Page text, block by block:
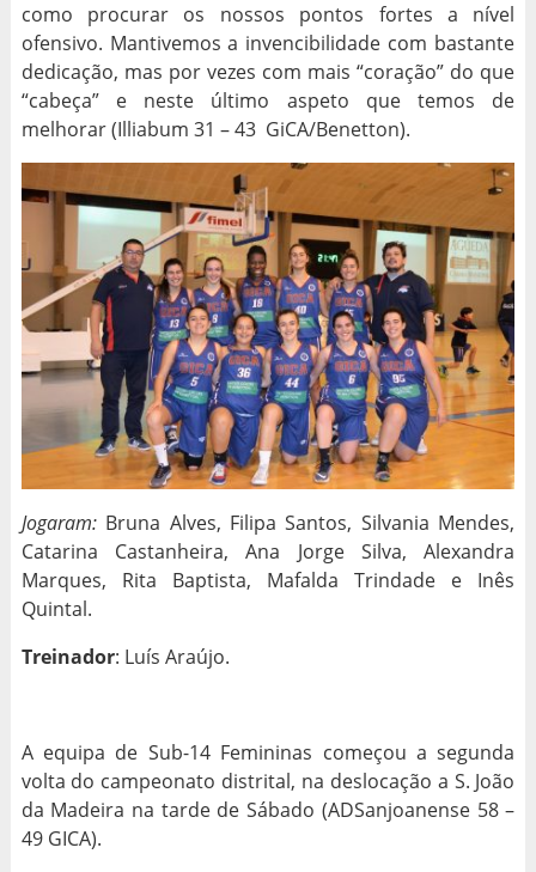
como procurar os nossos pontos fortes a nível
ofensivo. Mantivemos a invencibilidade com bastante
dedicação, mas por vezes com mais “coração” do que
“cabeça” e neste último aspeto que temos de
melhorar (Illiabum 31 – 43 GiCA/Benetton).
Jogaram:Bruna Alves, Filipa Santos, Silvania Mendes,
Catarina Castanheira, Ana Jorge Silva, Alexandra
Marques, Rita Baptista, Mafalda Trindade e Inês
Quintal.
Treinador: Luís Araújo.
A equipa de Sub-14 Femininas começou a segunda
volta do campeonato distrital, na deslocação a S. João
da Madeira na tarde de Sábado (ADSanjoanense 58 –
49 GICA).